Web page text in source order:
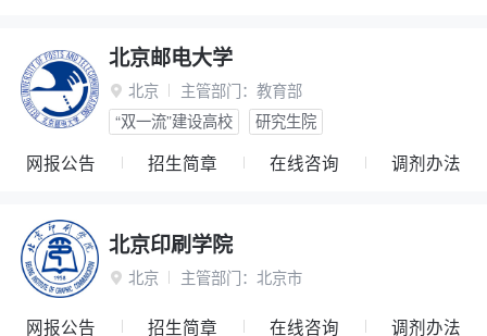
北京邮电大学
 北京 主管部门： 教育部
“双一流”建设高校
研究生院
网报公告 招生简章 在线咨询 调剂办法
北京印刷学院
 北京 主管部门： 北京市
网报公告 招生简章 在线咨询 调剂办法